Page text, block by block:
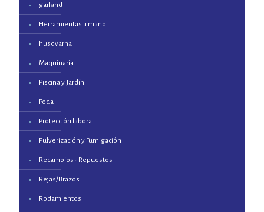
garland
Herramientas a mano
husqvarna
Maquinaria
Piscina y Jardín
Poda
Protección laboral
Pulverización y Fumigación
Recambios - Repuestos
Rejas/Brazos
Rodamientos